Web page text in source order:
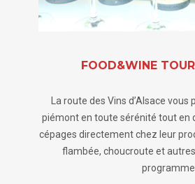
FOOD&WINE
La route des Vins d’Alsace
piémont en toute sérénité tout en
cépages directement chez leur
flambée, choucroute et
programme